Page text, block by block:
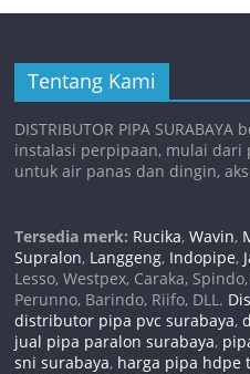
Tentang Kami
DISTRIBUTOR PIPA
instalasi perpipaan, mulai
untuk air panas dan dingin,
Tersedia merk: Rucika,Wavin,
Supralon, Langgeng, Indopipe,
Lesso, Westpex, Caraka,
Perunno, Barindo, Riifo, DLL.
distributor pipa pvc surabaya,
jual pipa paralon surabaya,
sni surabaya, harga pipa hdpe